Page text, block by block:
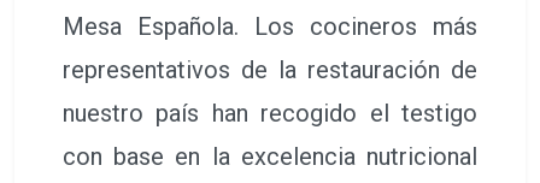
Mesa Española. Los cocineros más
representativos de la restauración de
nuestro país han recogido el testigo
con base en la excelencia nutricional